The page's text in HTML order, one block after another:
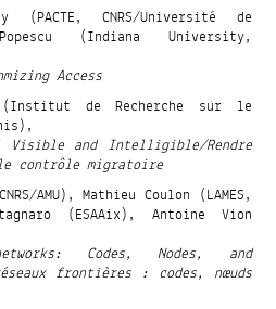
(PACTE, CNRS/Université de
(Indiana University,
Access
(Institut de Recherche sur le
Visible and Intelligible/Rendre
migratoire
AMU), Mathieu Coulon (LAMES,
(ESAAix), Antoine Vion
Codes, Nodes, and
frontières : codes, nœuds